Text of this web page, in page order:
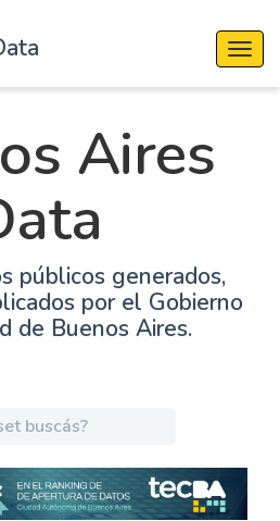
Aires
públicos generados,
por el Gobierno
de Buenos Aires.